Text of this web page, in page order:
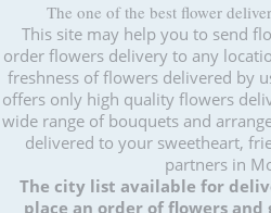
The one of the best flower
This site may help you to send
order flowers delivery to any
freshness of flowers delivered by
offers only high quality flowers
wide range of bouquets and
delivered to your sweetheart,
partners in
The city list available for
place an order of flowers and